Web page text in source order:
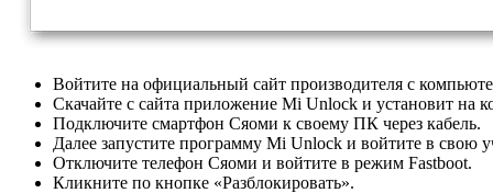
Войтите на официальный сайт производителя с
Скачайте с сайта приложение Mi Unlock и установит на
Подключите смартфон Сяоми к своему ПК через кабель.
Далее запустите программу Mi Unlock и войтите в свою
Отключите телефон Сяоми и войтите в режим Fastboot.
Кликните по кнопке «Разблокировать».